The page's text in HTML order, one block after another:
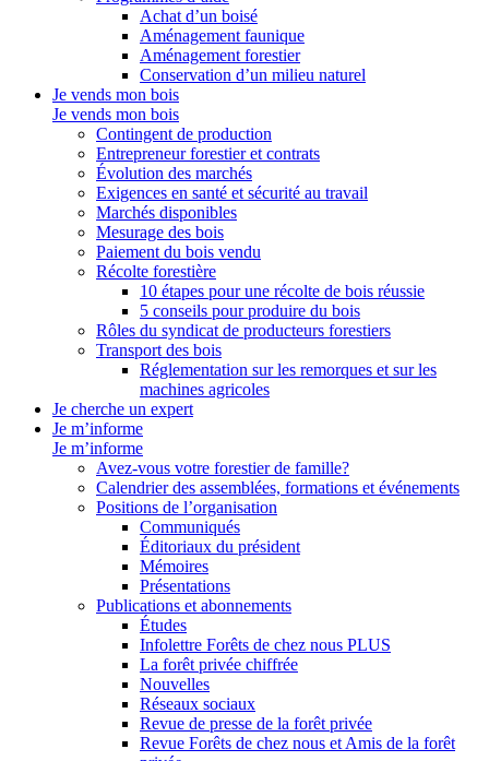
Achat d’un boisé
Aménagement faunique
Aménagement forestier
Conservation d’un milieu naturel
Je vends mon bois
Je vends mon bois
Contingent de production
Entrepreneur forestier et contrats
Évolution des marchés
Exigences en santé et sécurité au travail
Marchés disponibles
Mesurage des bois
Paiement du bois vendu
Récolte forestière
10 étapes pour une récolte de bois réussie
5 conseils pour produire du bois
Rôles du syndicat de producteurs forestiers
Transport des bois
Réglementation sur les remorques et sur les
machines agricoles
Je cherche un expert
Je m’informe
Je m’informe
Avez-vous votre forestier de famille?
Calendrier des assemblées, formations et événements
Positions de l’organisation
Communiqués
Éditoriaux du président
Mémoires
Présentations
Publications et abonnements
Études
Infolettre Forêts de chez nous PLUS
La forêt privée chiffrée
Nouvelles
Réseaux sociaux
Revue de presse de la forêt privée
Revue Forêts de chez nous et Amis de la forêt